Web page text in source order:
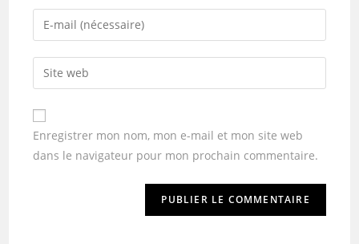
Enregistrer mon nom, mon e-mail et mon site web
dans le navigateur pour mon prochain commentaire.